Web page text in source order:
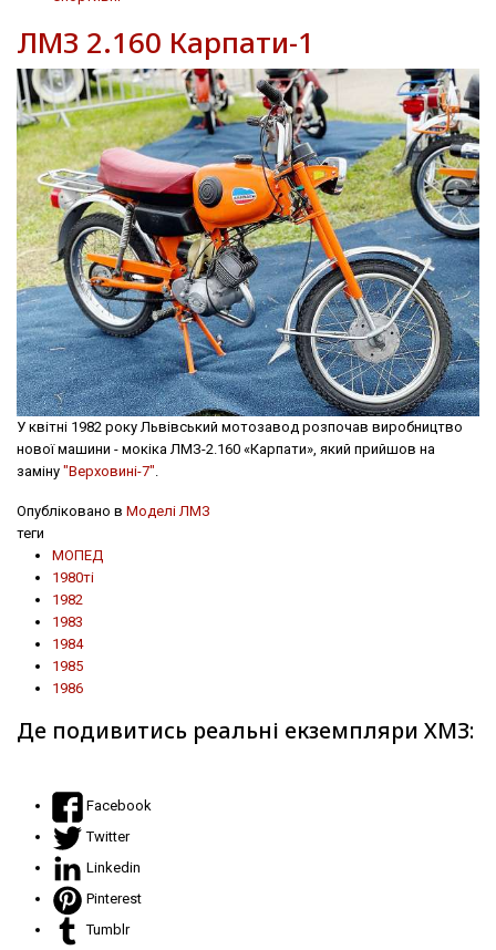
ЛМЗ 2.160 Карпати-1
У квітні 1982 року Львівський мотозавод розпочав виробництво
нової машини - мокіка ЛМЗ-2.160 «Карпати», який прийшов на
заміну "Верховині-7"
Опубліковано в Моделі ЛМЗ
теги
МОПЕД
1980ті
1982
1983
1984
1985
1986
Де подивитись реальні екземпляри ХМЗ:
Facebook
Twitter
Linkedin
Pinterest
Tumblr